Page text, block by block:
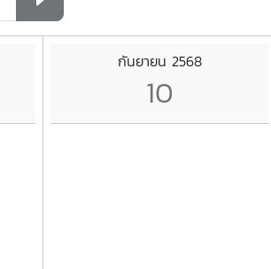
กันยายน 2568
10